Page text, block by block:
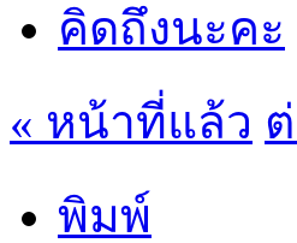
คิดถึงนะคะ
« หน้าที่แล้ว
พิมพ์